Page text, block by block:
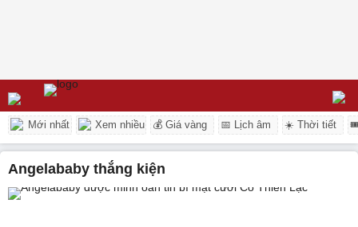
Mới nhất Xem nhiều 💰 Giá vàng 📅 Lịch âm ☀️ Thời tiết
Angelababy thắng kiện